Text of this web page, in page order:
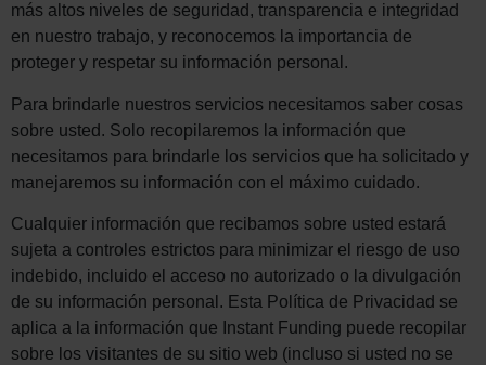
más altos niveles de seguridad, transparencia e integridad
en nuestro trabajo, y reconocemos la importancia de
proteger y respetar su información personal.
Para brindarle nuestros servicios necesitamos saber cosas
sobre usted. Solo recopilaremos la información que
necesitamos para brindarle los servicios que ha solicitado y
manejaremos su información con el máximo cuidado.
Cualquier información que recibamos sobre usted estará
sujeta a controles estrictos para minimizar el riesgo de uso
indebido, incluido el acceso no autorizado o la divulgación
de su información personal. Esta Política de Privacidad se
aplica a la información que Instant Funding puede recopilar
sobre los visitantes de su sitio web (incluso si usted no se